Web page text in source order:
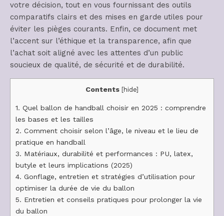
votre décision, tout en vous fournissant des outils
comparatifs clairs et des mises en garde utiles pour
éviter les pièges courants. Enfin, ce document met
l’accent sur l’éthique et la transparence, afin que
l’achat soit aligné avec les attentes d’un public
soucieux de qualité, de sécurité et de durabilité.
Contents [hide]
1. Quel ballon de handball choisir en 2025 : comprendre
les bases et les tailles
2. Comment choisir selon l’âge, le niveau et le lieu de
pratique en handball
3. Matériaux, durabilité et performances : PU, latex,
butyle et leurs implications (2025)
4. Gonflage, entretien et stratégies d’utilisation pour
optimiser la durée de vie du ballon
5. Entretien et conseils pratiques pour prolonger la vie
du ballon